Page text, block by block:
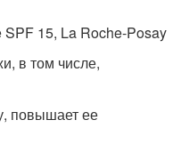
15, La Roche-Posay
в том числе,
повышает ее